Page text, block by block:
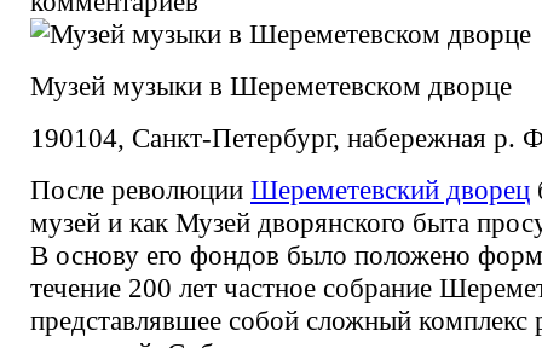
Музей музыки в Шереметевском дворце
190104, Санкт-Петербург, набережная р.
После революции Шереметевский дворец
музей и как Музей дворянского быта
В основу его фондов было положено
течение 200 лет частное собрание
представлявшее собой сложный комплекс